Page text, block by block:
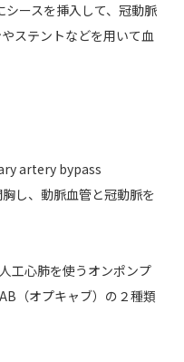
ースを挿入して、冠動脈
ステントなどを用いて血
artery bypass
し、動脈血管と冠動脈を
工心肺を使うオンポンプ
（オプキャブ）の２種類